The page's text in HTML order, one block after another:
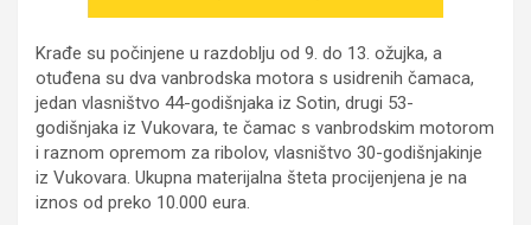
Krađe su počinjene u razdoblju od 9. do 13. ožujka, a
otuđena su dva vanbrodska motora s usidrenih čamaca,
jedan vlasništvo 44-godišnjaka iz Sotin, drugi 53-
godišnjaka iz Vukovara, te čamac s vanbrodskim motorom
i raznom opremom za ribolov, vlasništvo 30-godišnjakinje
iz Vukovara. Ukupna materijalna šteta procijenjena je na
iznos od preko 10.000 eura.